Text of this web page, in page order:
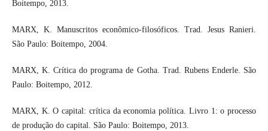
Boitempo, 2013.
MARX, K. Manuscritos econômico-filosóficos. Trad. Jesus Ranieri.
São Paulo: Boitempo, 2004.
MARX, K. Crítica do programa de Gotha. Trad. Rubens Enderle. São
Paulo: Boitempo, 2012.
MARX, K. O capital: crítica da economia política. Livro 1: o processo
de produção do capital. São Paulo: Boitempo, 2013.